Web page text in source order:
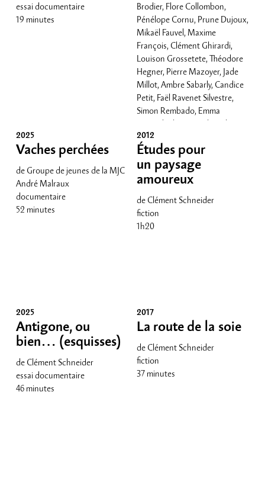
essai documentaire
19 minutes
Brodier, Flore Collombon,
Pénélope Cornu, Prune Dujoux,
Mikaël Fauvel, Maxime
François, Clément Ghirardi,
Louison Grossetete, Théodore
Hegner, Pierre Mazoyer, Jade
Millot, Ambre Sabarly, Candice
Petit, Faël Ravenet Silvestre,
Simon Rembado, Emma
Rosand, Clément Schneider
(collectif Le Moulin)
fiction
court-métrage
2025
Vaches perchées
de Groupe de jeunes de la MJC
André Malraux
documentaire
52 minutes
2012
Études pour
un paysage
amoureux
de Clément Schneider
fiction
1h20
2025
Antigone, ou
bien… (esquisses)
de Clément Schneider
essai documentaire
46 minutes
2017
La route de la soie
de Clément Schneider
fiction
37 minutes